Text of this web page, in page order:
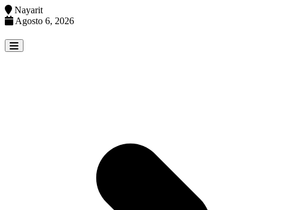
Nayarit
Agosto 6, 2026
to
content